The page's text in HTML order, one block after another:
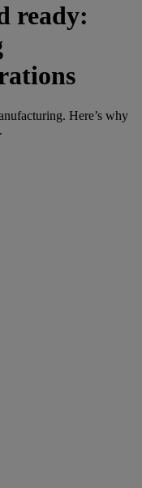
ready:
Here’s why